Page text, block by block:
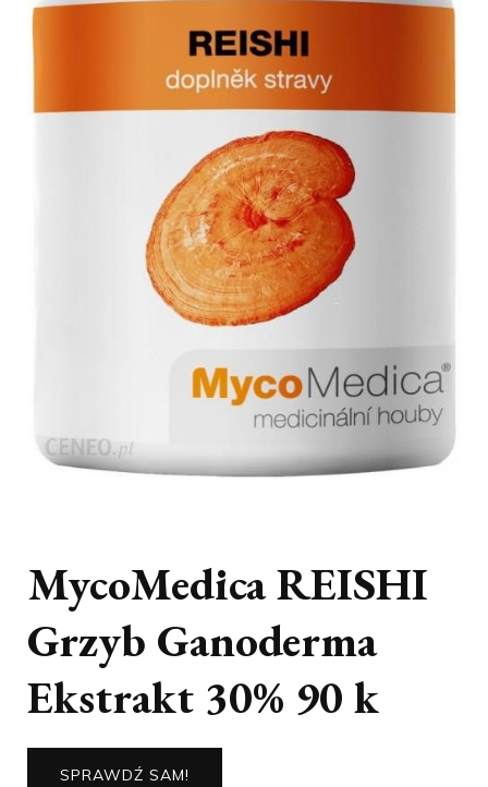
MycoMedica REISHI
Grzyb Ganoderma
Ekstrakt 30% 90 k
SPRAWDŹ SAM!